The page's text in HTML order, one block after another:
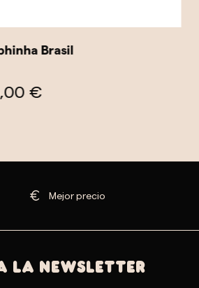
Brasil
€
Mejor precio
LA NEWSLETTER